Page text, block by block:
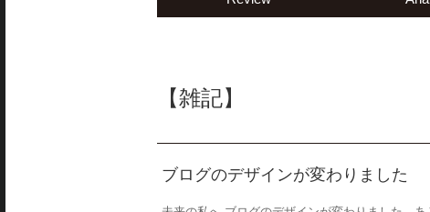
【雑記】
ブログのデザインが変わりました